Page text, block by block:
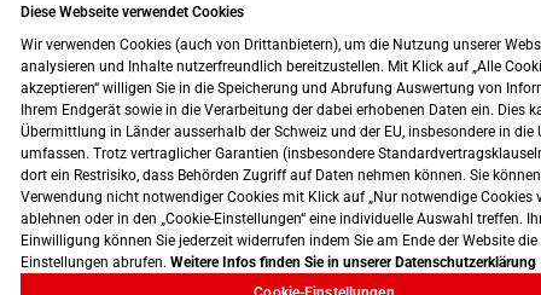
Diese Webseite verwendet Cookies
Wir verwenden Cookies (auch von Drittanbietern), um die Nutzung unserer
analysieren und Inhalte nutzerfreundlich bereitzustellen. Mit Klick auf „Alle
akzeptieren“ willigen Sie in die Speicherung und Abrufung Auswertung von
Ihrem Endgerät sowie in die Verarbeitung der dabei erhobenen Daten ein. Dies
Übermittlung in Länder ausserhalb der Schweiz und der EU, insbesondere in die
umfassen. Trotz vertraglicher Garantien (insbesondere
dort ein Restrisiko, dass Behörden Zugriff auf Daten nehmen können. Sie
Verwendung nicht notwendiger Cookies mit Klick auf „Nur notwendige Cookies
ablehnen oder in den „Cookie-Einstellungen“ eine individuelle Auswahl treffen.
Einwilligung können Sie jederzeit widerrufen indem Sie am Ende der Website die
Einstellungen abrufen. Weitere Infos finden Sie in unserer Datenschutzerklärung